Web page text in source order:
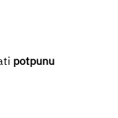
potpunu